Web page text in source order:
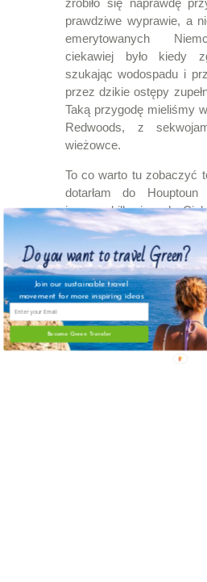
zrobiło się naprawdę
prawdziwe wyprawie, a
emerytowanych
ciekawiej było kiedy
szukając wodospadu i
przez dzikie ostępy
Taką przygodę mieliśmy
Redwoods, z
wieżowce.
To co warto tu zobaczyć
dotarłam do
jeszcze kilka innych.
jest Lake Elizabeth.
Idzie się około 40 min
celu znaleźć tajemnicze
King Konga. A jak
możesz spotkać dziobaka.
Do you want to travel Green?
Join our sustainable travel
movement for more inspiring ideas
Become Green Traveler